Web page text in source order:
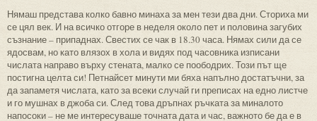
Нямаш представа колко бавно минаха за мен тези два дни. Сториха ми
се цял век. И на всичко отгоре в неделя около пет и половина загубих
съзнание – припаднах. Свестих се чак в 18.30 часа. Нямах сили да се
ядосвам, но като влязох в хола и видях под часовника изписани
числата направо върху стената, малко се поободрих. Този път ще
постигна целта си! Петнайсет минути ми бяха напълно достатъчни, за
да запаметя числата, като за всеки случай ги преписах на едно листче
и го мушнах в джоба си. След това дръпнах ръчката за миналото
напосоки – не ме интересуваше точната дата и час, важното бе да е в